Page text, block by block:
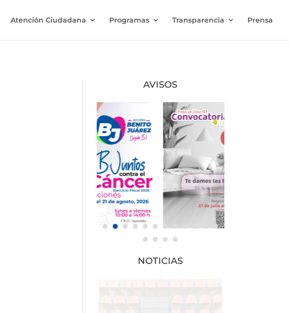
Atención Ciudadana Programas Transparencia Prensa
AVISOS
NOTICIAS